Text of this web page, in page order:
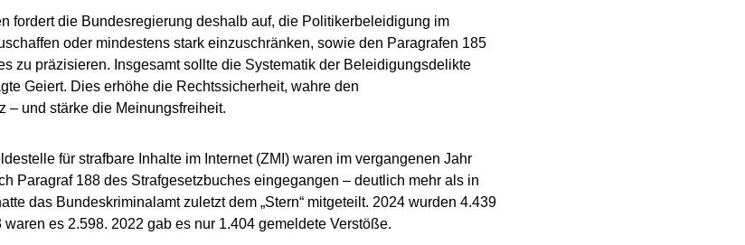
fordert die Bundesregierung deshalb auf, die Politikerbeleidigung im
oder mindestens stark einzuschränken, sowie den Paragrafen 185
zu präzisieren. Insgesamt sollte die Systematik der Beleidigungsdelikte
Geiert. Dies erhöhe die Rechtssicherheit, wahre den
– und stärke die Meinungsfreiheit.
für strafbare Inhalte im Internet (ZMI) waren im vergangenen Jahr
Paragraf 188 des Strafgesetzbuches eingegangen – deutlich mehr als in
das Bundeskriminalamt zuletzt dem „Stern“ mitgeteilt. 2024 wurden 4.439
waren es 2.598. 2022 gab es nur 1.404 gemeldete Verstöße.